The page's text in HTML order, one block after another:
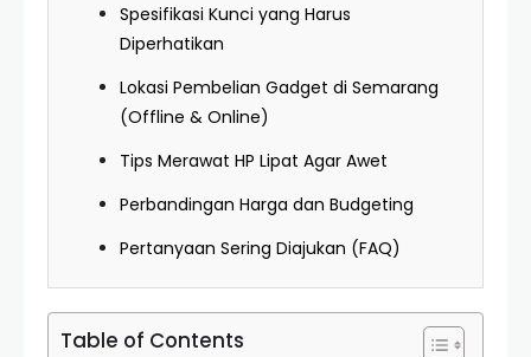
Spesifikasi Kunci yang Harus
Diperhatikan
Lokasi Pembelian Gadget di Semarang
(Offline & Online)
Tips Merawat HP Lipat Agar Awet
Perbandingan Harga dan Budgeting
Pertanyaan Sering Diajukan (FAQ)
Table of Contents